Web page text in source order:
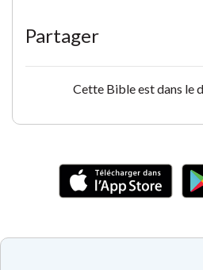
Partager
Cette Bible est dans le